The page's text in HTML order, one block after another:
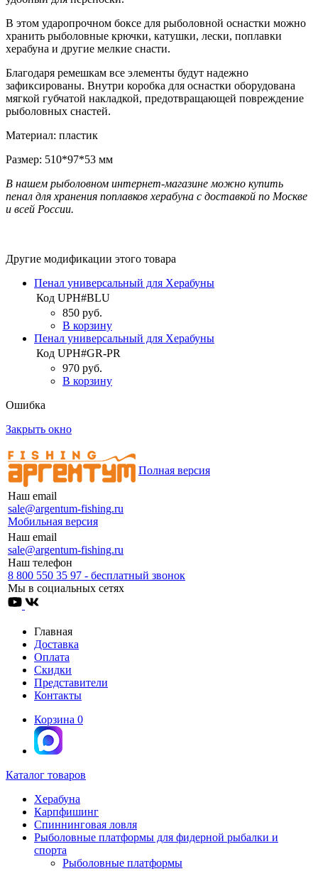
В этом ударопрочном боксе для рыболовной оснастки можно
хранить рыболовные крючки, катушки, лески, поплавки
херабуна и другие мелкие снасти.
Благодаря ремешкам все элементы будут надежно
зафиксированы. Внутри коробка для оснастки оборудована
мягкой губчатой накладкой, предотвращающей повреждение
рыболовных снастей.
Материал: пластик
Размер: 510*97*53 мм
В нашем рыболовном интернет-магазине можно купить
пенал для хранения поплавков херабуна с доставкой по Москве
и всей России.
Другие модификации этого товара
Пенал универсальный для Херабуны
Код UPH#BLU
850 руб.
В корзину
Пенал универсальный для Херабуны
Код UPH#GR-PR
970 руб.
В корзину
Ошибка
Закрыть окно
Наш email
sale@argentum-fishing.ru
Мобильная версия
Полная версия
Наш email
sale@argentum-fishing.ru
Наш телефон
8 800 550 35 97 - бесплатный звонок
Мы в социальных сетях
Главная
Доставка
Оплата
Скидки
Представители
Контакты
Корзина 0
Каталог товаров
Херабуна
Карпфишинг
Спиннинговая ловля
Рыболовные платформы для фидерной рыбалки и
спорта
Рыболовные платформы